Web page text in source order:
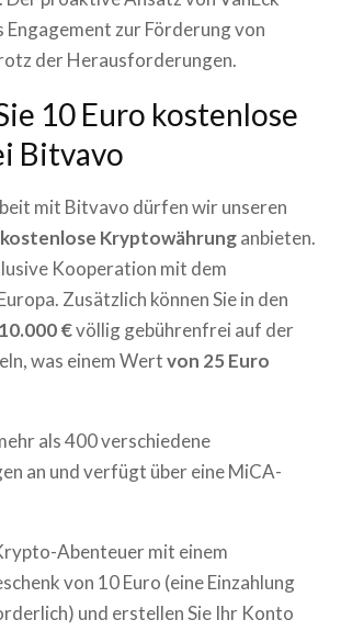
Engagement zur Förderung von
der Herausforderungen.
10 Euro kostenlose
Bitvavo
mit Bitvavo dürfen wir unseren
Kryptowährunganbieten.
Kooperation mit dem
Zusätzlich können Sie in den
10.000 €völlig gebührenfrei auf der
was einem Wertvon 25 Euro
als 400 verschiedene
an und verfügt über eine MiCA-
Abenteuer mit einem
von 10 Euro (eine Einzahlung
und erstellen Sie Ihr Konto